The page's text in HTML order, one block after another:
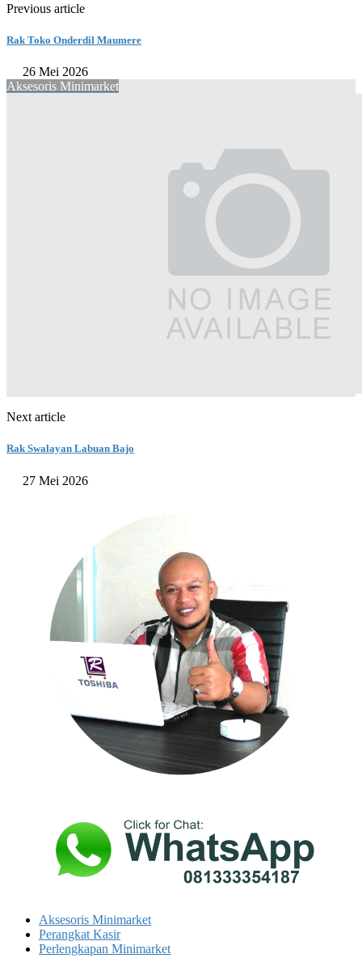
Previous article
Rak Toko Onderdil Maumere
26 Mei 2026
Aksesoris Minimarket
Next article
Rak Swalayan Labuan Bajo
27 Mei 2026
Aksesoris Minimarket
Perangkat Kasir
Perlengkapan Minimarket